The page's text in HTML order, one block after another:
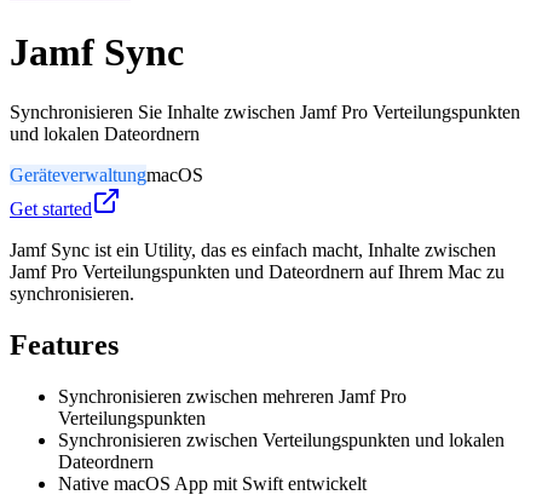
Jamf Sync
Synchronisieren Sie Inhalte zwischen Jamf Pro Verteilungspunkten
und lokalen Dateordnern
GeräteverwaltungmacOS
Get started
Jamf Sync ist ein Utility, das es einfach macht, Inhalte zwischen
Jamf Pro Verteilungspunkten und Dateordnern auf Ihrem Mac zu
synchronisieren.
Features
Synchronisieren zwischen mehreren Jamf Pro
Verteilungspunkten
Synchronisieren zwischen Verteilungspunkten und lokalen
Dateordnern
Native macOS App mit Swift entwickelt